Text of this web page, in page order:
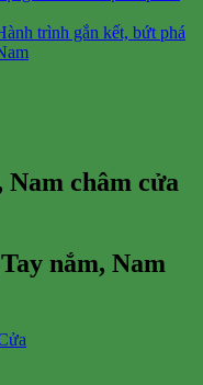
trình gắn kết, bứt phá
Nam châm cửa
nắm, Nam